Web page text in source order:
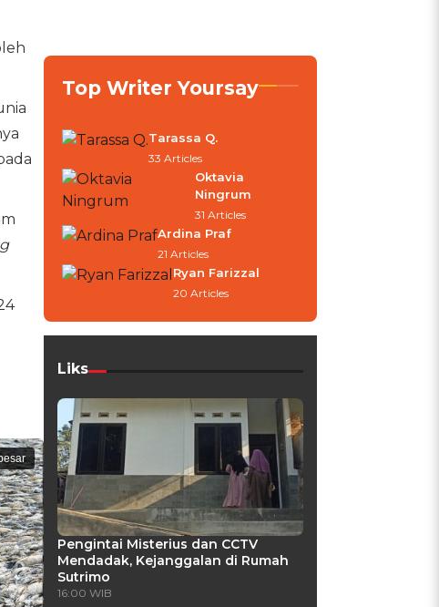
Top Writer Yoursay
Tarassa Q.
33 Articles
Oktavia
Ningrum
31 Articles
Ardina Praf
21 Articles
Ryan Farizzal
20 Articles
Liks
Pengintai Misterius dan CCTV
Mendadak, Kejanggalan di Rumah
Sutrimo
16:00 WIB